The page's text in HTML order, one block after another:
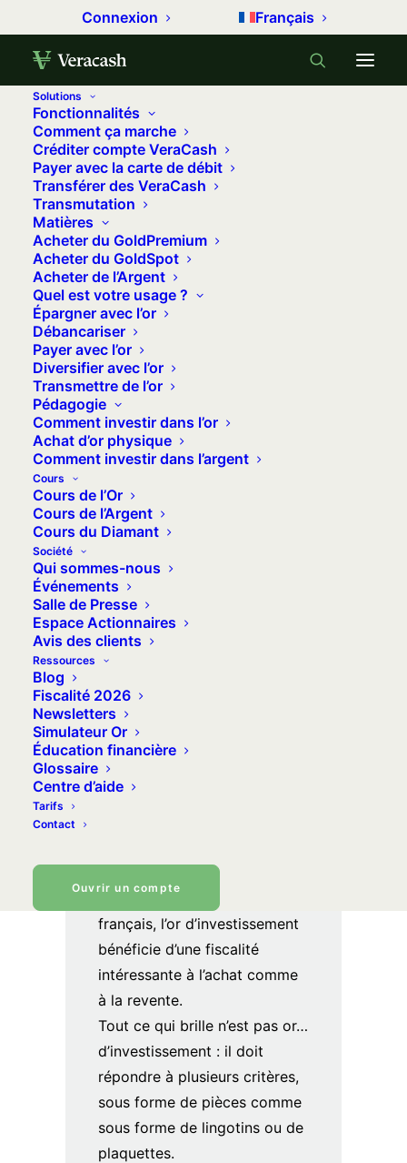
Connexion Français
Solutions
Fonctionnalités
Comment ça marche
Créditer compte VeraCash
Payer avec la carte de débit
Transférer des VeraCash
Transmutation
Matières
Acheter du GoldPremium
Acheter du GoldSpot
Acheter de l’Argent
Quel est votre usage ?
Épargner avec l’or
Débancariser
Payer avec l’or
Diversifier avec l’or
Transmettre de l’or
Pédagogie
Comment investir dans l’or
Achat d’or physique
Comment investir dans l’argent
Cours
Cours de l’Or
Cours de l’Argent
Cours du Diamant
Société
Qui sommes-nous
Événements
Salle de Presse
Espace Actionnaires
Avis des clients
Ressources
Blog
Fiscalité 2026
Newsletters
Simulateur Or
Éducation financière
Glossaire
Centre d’aide
Tarifs
Contact
Ouvrir un compte
Accueil
Métaux précieux
Impôts sur le revenu 2025 : Comment déclarer son or ?
Impôts sur le revenu 2025 :
Comment déclarer son or ?
11 avril 2024 11 minutes
Lorsque vous achetez de l’or
d’investissement, aucune taxe n’est
appliquée en France. Mais
fiscalité s’applique à la revente du métal
précieux pour les Français ?
déclarer lorsque vous vendez de l’or
d’investissement et quelles sont les
exonérations à ne pas oublier ?
Veracash décrypte la fiscalité de l’or, et
fait le tour des (bonnes) démarches à
connaître au moment de
déclaration d’impôts
Edit 4 août 2026 :
Découvrez les informations à jour sur la
page dédiée à la fiscalité pour
résidents français
Pour les résidents fiscaux
français, l’or d’investissement
bénéficie d’une fiscalité
intéressante à l’achat comme
à la revente.
Tout ce qui brille n’est pas or…
d’investissement : il doit
répondre à plusieurs critères,
sous forme de pièces comme
sous forme de lingotins ou de
plaquettes.